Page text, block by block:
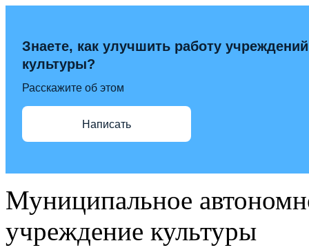
Знаете, как улучшить работу учреждений
культуры?
Расскажите об этом
Написать
Муниципальное
учреждение культуры